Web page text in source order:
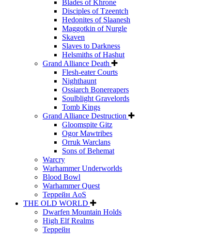
Blades of Khrone
Disciples of Tzeentch
Hedonites of Slaanesh
Maggotkin of Nurgle
Skaven
Slaves to Darkness
Helsmiths of Hashut
Grand Alliance Death
Flesh-eater Courts
Nighthaunt
Ossiarch Bonereapers
Soulblight Gravelords
Tomb Kings
Grand Alliance Destruction
Gloomspite Gitz
Ogor Mawtribes
Orruk Warclans
Sons of Behemat
Warcry
Warhammer Underworlds
Blood Bowl
Warhammer Quest
Террейн AoS
THE OLD WORLD
Dwarfen Mountain Holds
High Elf Realms
Террейн